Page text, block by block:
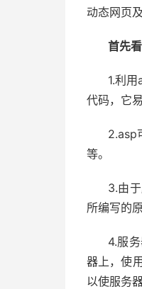
动态网页
首先
1.利
代码，它
2.asp
等。
3.由
所编写的
4.服
器上，使
以使服务